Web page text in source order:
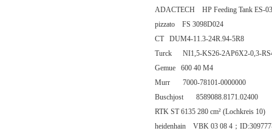
ADACTECH HP Feeding Tank ES-
pizzato FS 3098D024
CT DUM4-11.3-24R.94-5R8
Turck NI1,5-KS26-2AP6X2-0,3-
Gemue 600 40 M4
Murr 7000-78101-0000000
Buschjost 8589088.8171.02400
RTK ST 6135 280 cm² (Lochkreis 10)
heidenhain VBK 03 08 4；